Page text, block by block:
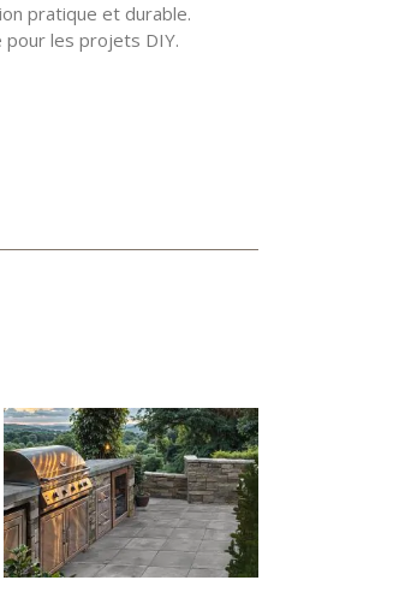
pratique et durable.
les projets DIY.